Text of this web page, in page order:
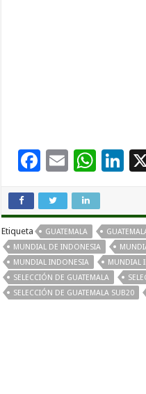
F
e
b
o
o
k
E
ai
l
W
at
sA
p
p
Li
e
dI
n
Etiqueta GUATEMALA
MUNDIAL DE INDONESIA
MUNDIAL INDONESIA
MUNDIAL
SELECCIÓN DE GUATEMALA
SELECCIÓN DE GUATEMALA SUB20